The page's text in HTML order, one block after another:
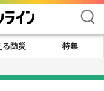
検索
る防災
特集